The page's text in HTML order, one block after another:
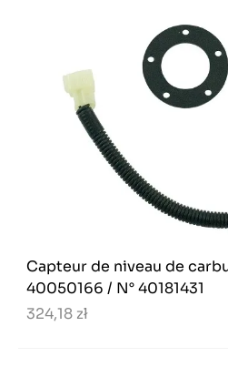
Capteur de niveau de
40050166 / N° 40181431
324,18 zł